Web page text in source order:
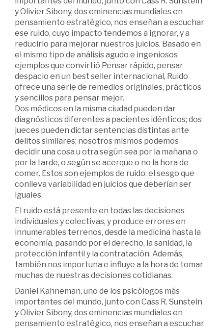
y Olivier Sibony, dos eminencias mundiales en
pensamiento estratégico, nos enseñan a escuchar
ese ruido, cuyo impacto tendemos a ignorar, y a
reducirlo para mejorar nuestros juicios. Basado en
el mismo tipo de análisis agudo e ingeniosos
ejemplos que convirtió Pensar rápido, pensar
despacio en un best seller internacional, Ruido
ofrece una serie de remedios originales, prácticos
y sencillos para pensar mejor.
Dos médicos en la misma ciudad pueden dar
diagnósticos diferentes a pacientes idénticos; dos
jueces pueden dictar sentencias distintas ante
delitos similares; nosotros mismos podemos
decidir una cosa u otra según sea por la mañana o
por la tarde, o según se acerque o no la hora de
comer. Estos son ejemplos de ruido: el sesgo que
conlleva variabilidad en juicios que deberían ser
iguales.
El ruido está presente en todas las decisiones
individuales y colectivas, y produce errores en
innumerables terrenos, desde la medicina hasta la
economía, pasando por el derecho, la sanidad, la
protección infantil y la contratación. Además,
también nos importuna e influye a la hora de tomar
muchas de nuestras decisiones cotidianas.
Daniel Kahneman, uno de los psicólogos más
importantes del mundo, junto con Cass R. Sunstein
y Olivier Sibony, dos eminencias mundiales en
pensamiento estratégico, nos enseñan a escuchar